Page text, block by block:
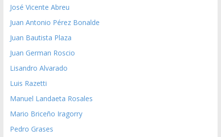
José Vicente Abreu
Juan Antonio Pérez Bonalde
Juan Bautista Plaza
Juan German Roscio
Lisandro Alvarado
Luis Razetti
Manuel Landaeta Rosales
Mario Briceño Iragorry
Pedro Grases